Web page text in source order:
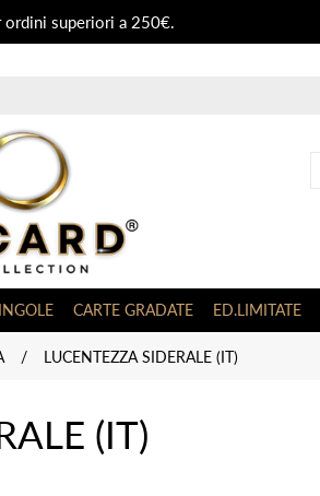
ordini superiori a 250€.
CARTE GRADATE ED.LIMITATE
/ LUCENTEZZA SIDERALE (IT)
(IT)